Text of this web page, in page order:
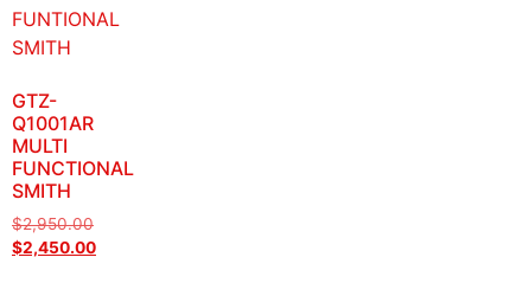
GTZ-
Q1001AR
MULTI
FUNCTIONAL
SMITH
$2,950.00
$2,450.00